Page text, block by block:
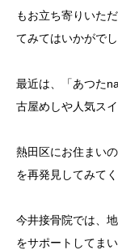
もお立ち寄りいた
てみてはいかがで
最近は、「あつた
古屋めしや人気ス
熱田区にお住まい
を再発見してみて
今井接骨院では、
をサポートしてまい